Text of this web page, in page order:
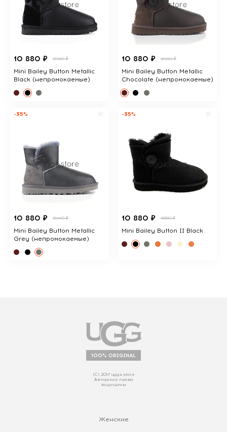
10 880 ₽ 16550 ₽
Mini Bailey Button Metallic
Black (непромокаемые)
10 880 ₽ 16550 ₽
Mini Bailey Button Metallic
Chocolate (непромокаемые)
-35%
10 880 ₽ 16550 ₽
Mini Bailey Button Metallic
Grey (непромокаемые)
-35%
10 880 ₽ 16690 ₽
Mini Bailey Button II Black
100% ORIGINAL
(С) 2017 uggs.store
Авторские права
защищены
Женские